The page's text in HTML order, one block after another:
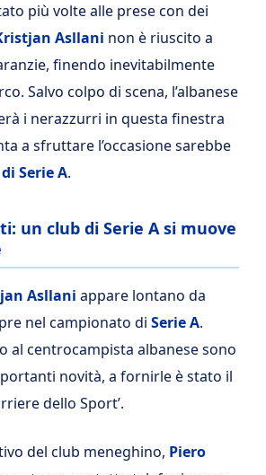
più volte alle prese con dei
Asllani non è riuscito a
finendo inevitabilmente
Salvo colpo di scena, l’albanese
i nerazzurri in questa finestra
a sfruttare l’occasione sarebbe
Serie A.
un club di Serie A si muove
Asllani appare lontano da
nel campionato di Serie A.
al centrocampista albanese sono
novità, a fornirle è stato il
dello Sport’.
del club meneghino, Piero